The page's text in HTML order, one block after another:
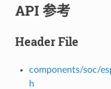
API 参考
Header File
components/soc/
h